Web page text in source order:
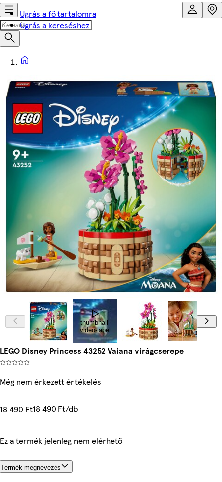
Ugrás a fő tartalomra
Ugrás a kereséshez
thumbnail-
video-label
LEGO Disney Princess 43252 Vaiana virágcserepe
Még nem érkezett értékelés
18 490 Ft18 490 Ft/db
Ez a termék jelenleg nem elérhető
Termék megnevezés